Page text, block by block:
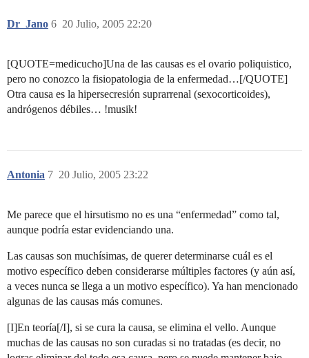
Dr_Jano 20 Julio, 2005 22:20
6
[QUOTE=medicucho]Una de las causas es el ovario poliquistico,
pero no conozco la fisiopatologia de la enfermedad…[/QUOTE]
Otra causa es la hipersecresión suprarrenal (sexocorticoides),
andrógenos débiles… !musik!
Antonia 20 Julio, 2005 23:22
7
Me parece que el hirsutismo no es una “enfermedad” como tal,
aunque podría estar evidenciando una.
Las causas son muchísimas, de querer determinarse cuál es el
motivo específico deben considerarse múltiples factores (y aún así,
a veces nunca se llega a un motivo específico). Ya han mencionado
algunas de las causas más comunes.
[I]En teoría[/I], si se cura la causa, se elimina el vello. Aunque
muchas de las causas no son curadas si no tratadas (es decir, no